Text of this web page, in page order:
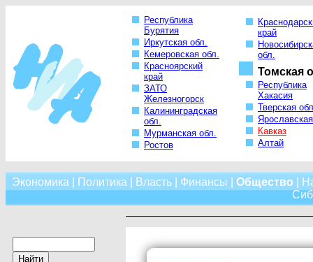
Республика
Бурятия
Иркутская обл.
Кемеровская обл.
Красноярский
край
ЗАТО
Железногорск
Калининградская
обл.
Мурманская обл.
Ростов
край
обл.
Томская
Республика
Хакасия
Тверская
Кавказ
Алтай
Экономика Политика Власть| Финансы Общество